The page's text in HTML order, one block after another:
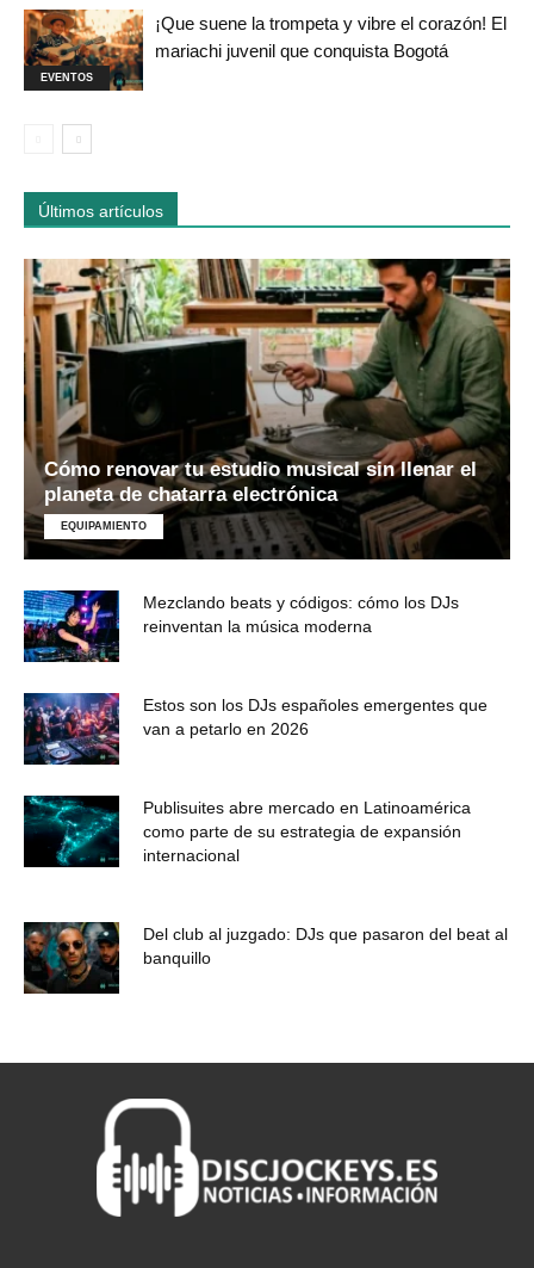
EVENTOS
¡Que suene la trompeta y vibre el corazón! El
mariachi juvenil que conquista Bogotá
Últimos artículos
Cómo renovar tu estudio musical sin llenar el
planeta de chatarra electrónica
EQUIPAMIENTO
Mezclando beats y códigos: cómo los DJs
reinventan la música moderna
Estos son los DJs españoles emergentes que
van a petarlo en 2026
Publisuites abre mercado en Latinoamérica
como parte de su estrategia de expansión
internacional
Del club al juzgado: DJs que pasaron del beat al
banquillo